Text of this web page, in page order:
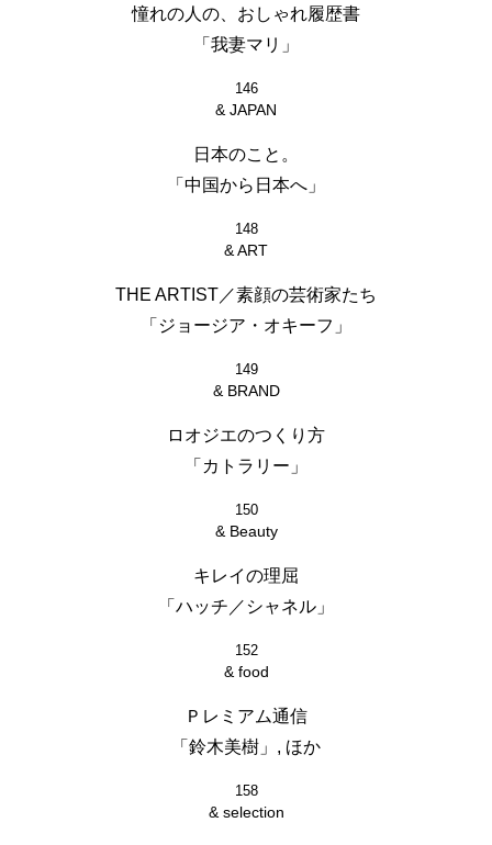
憧れの人の、おしゃれ履歴書
「我妻マリ」
146
& JAPAN
日本のこと。
「中国から日本へ」
148
& ART
THE ARTIST／素顔の芸術家たち
「ジョージア・オキーフ」
149
& BRAND
ロオジエのつくり方
「カトラリー」
150
& Beauty
キレイの理屈
「ハッチ／シャネル」
152
& food
Ｐレミアム通信
「鈴木美樹」, ほか
158
& selection